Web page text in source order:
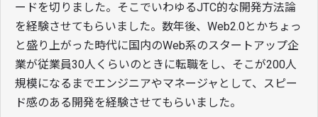
ードを切りました。そこでいわゆるJTC的な開発方法論
を経験させてもらいました。数年後、Web2.0とかちょっ
と盛り上がった時代に国内のWeb系のスタートアップ企
業が従業員30人くらいのときに転職をし、そこが200人
規模になるまでエンジニアやマネージャとして、スピー
ド感のある開発を経験させてもらいました。